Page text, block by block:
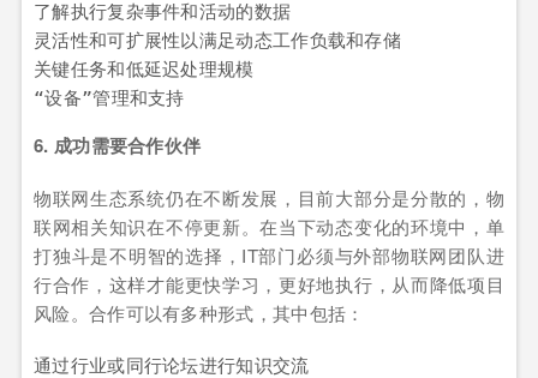
了解执行复杂事件和活动的数据
灵活性和可扩展性以满足动态工作负载和存储
关键任务和低延迟处理规模
“设备”管理和支持
6. 成功需要合作伙伴
物联网生态系统仍在不断发展，目前大部分是分散的，物
联网相关知识在不停更新。在当下动态变化的环境中，单
打独斗是不明智的选择，IT部门必须与外部物联网团队进
行合作，这样才能更快学习，更好地执行，从而降低项目
风险。合作可以有多种形式，其中包括：
通过行业或同行论坛进行知识交流